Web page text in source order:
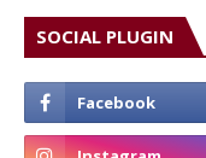
SOCIAL PLUGIN